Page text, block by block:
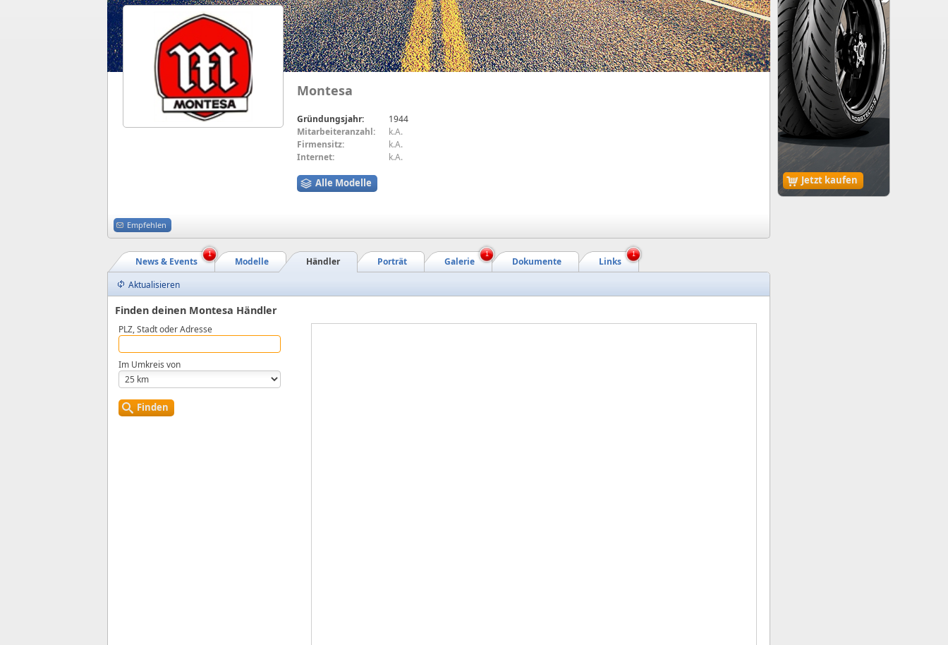
Jetzt kaufen
Montesa
Gründungsjahr:
1944
Mitarbeiteranzahl:
k.A.
Firmensitz:
k.A.
Internet:
k.A.
Alle Modelle
Empfehlen
Links
Dokumente
Galerie
Porträt
Händler
Modelle
News & Events
1 1 1
Aktualisieren
Finden deinen Montesa Händler
PLZ, Stadt oder Adresse
Im Umkreis von
Finden